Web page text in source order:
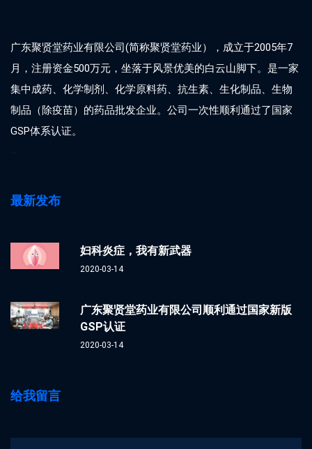
广东聚贤堂药业有限公司(简称聚贤堂药业），成立于2005年7
月，注册资金500万元，坐落于风景优美的白云山脚下。是一家
集中成药、化学制剂、化学原料药、抗生素、生化制品、生物
制品（除疫苗）的药品批发企业。公司一次性顺利通过了国家
GSP体系认证。
最新发布
妇科炎症，我有新武器
2020-03-14
广东聚贤堂药业有限公司顺利通过国家新版
GSP认证
2020-03-14
给我留言